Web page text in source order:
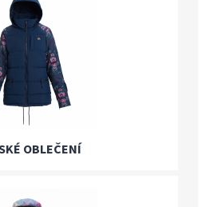
OBLEČENÍ